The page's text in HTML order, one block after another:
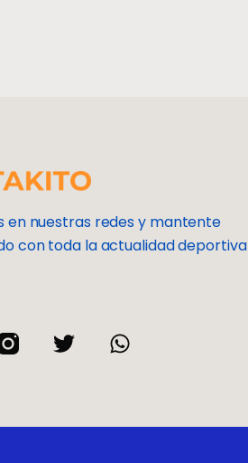
en nuestras redes y mantente
con toda la actualidad deportiva